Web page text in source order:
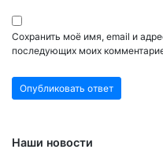
Сохранить моё имя, email и
последующих моих
Наши новости